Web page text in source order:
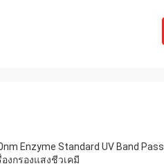
Enzyme Standard UV Band Pass
องกรองแสงชีวเคมี